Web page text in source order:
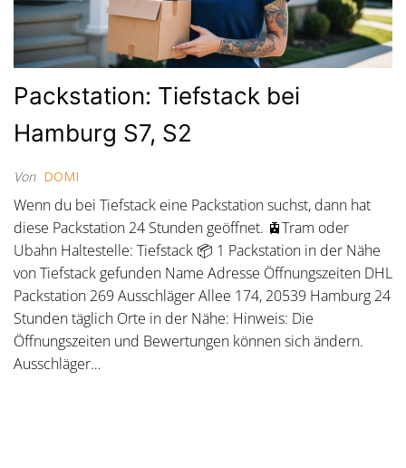
Packstation: Tiefstack bei
Hamburg S7, S2
Von DOMI
Wenn du bei Tiefstack eine Packstation suchst, dann hat
diese Packstation 24 Stunden geöffnet. 🚊Tram oder
Ubahn Haltestelle: Tiefstack 📦 1 Packstation in der Nähe
von Tiefstack gefunden Name Adresse Öffnungszeiten DHL
Packstation 269 Ausschläger Allee 174, 20539 Hamburg 24
Stunden täglich Orte in der Nähe: Hinweis: Die
Öffnungszeiten und Bewertungen können sich ändern.
Ausschläger…